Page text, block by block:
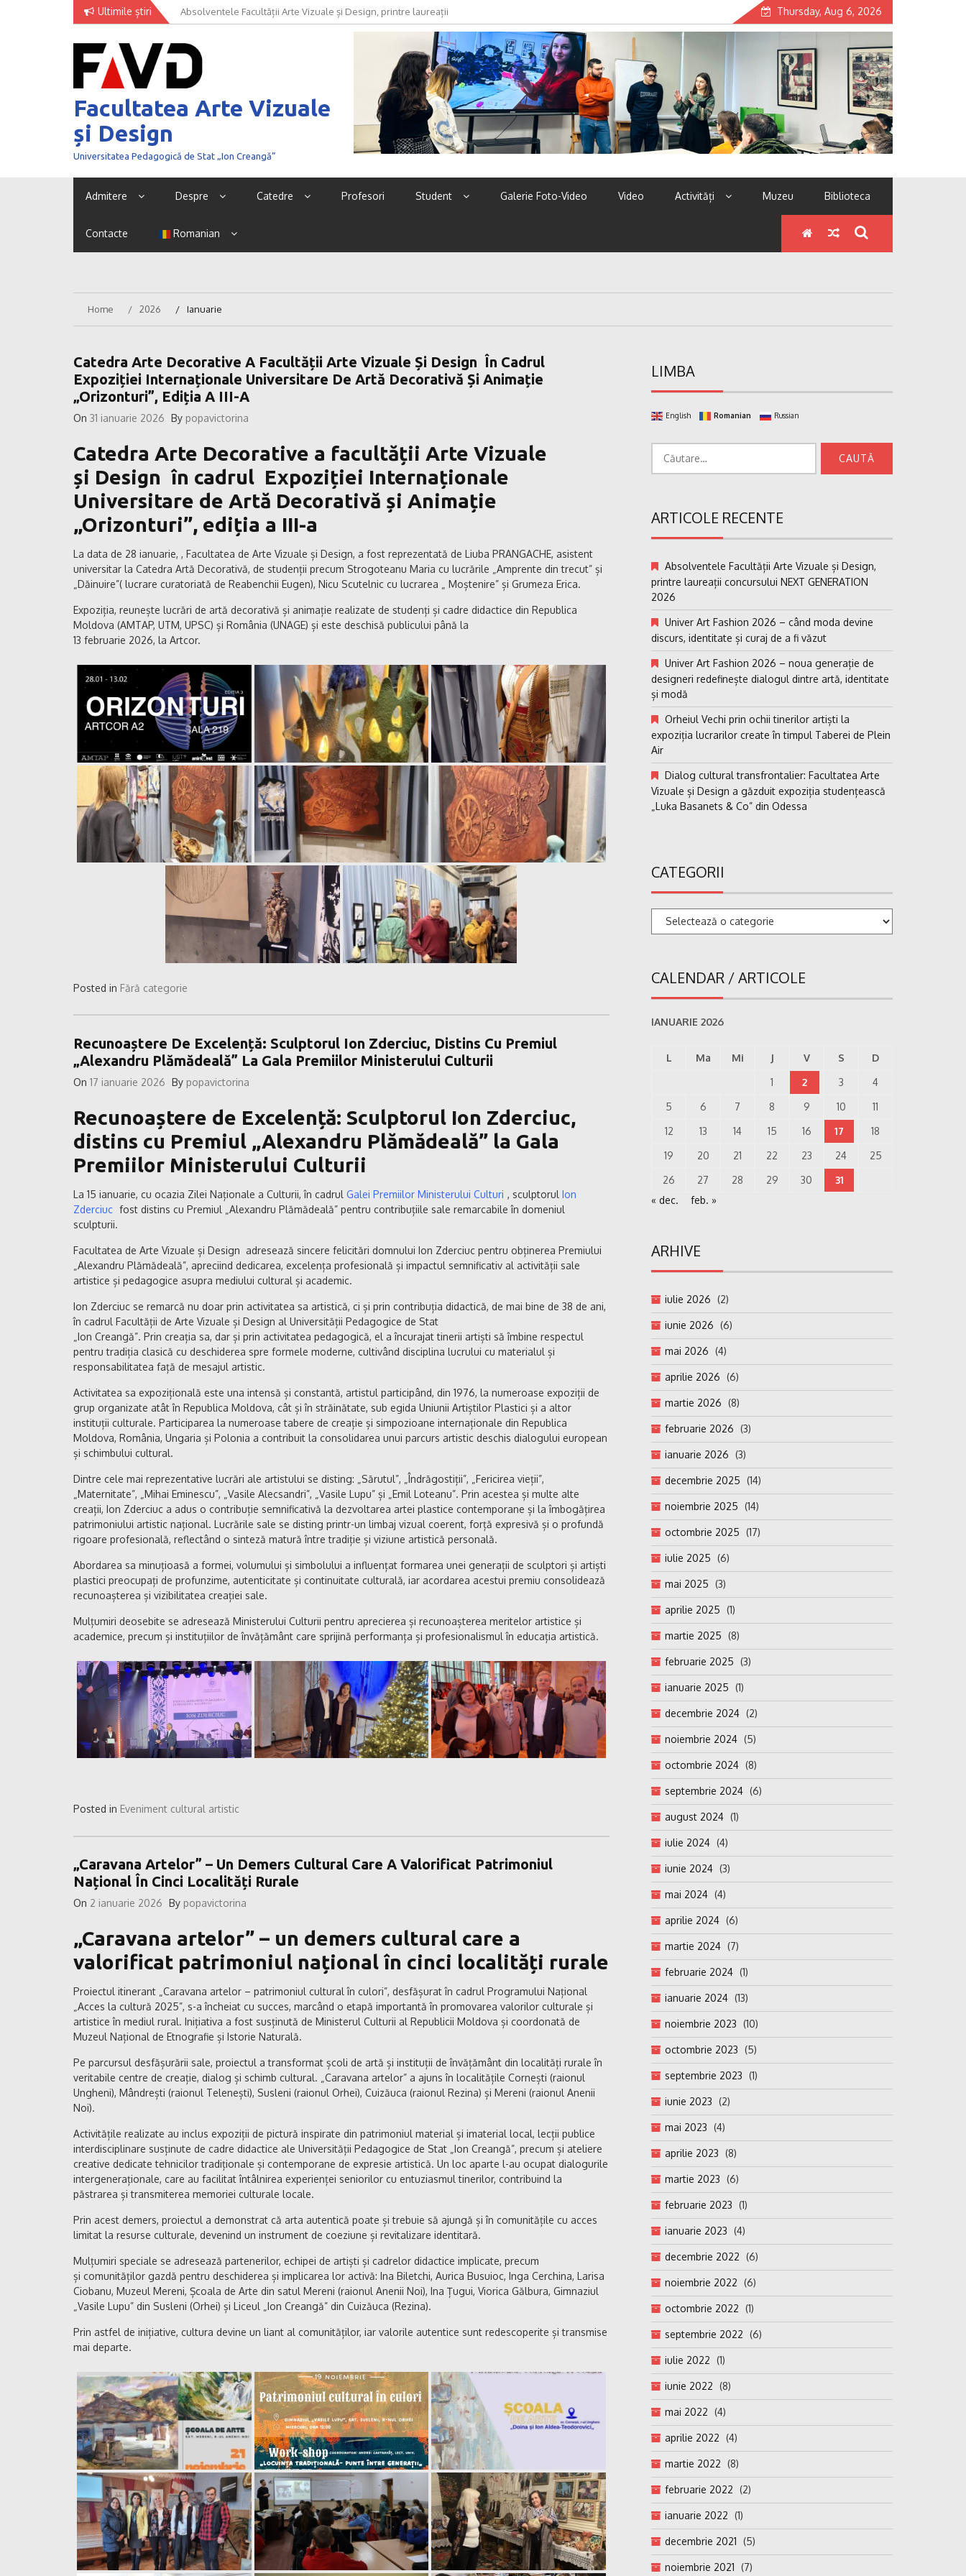
Ultimile știri
Univer Art Fashion 2026 – când moda devine discurs, identitate și
curaj de a fi văzut
Thursday, Aug 6, 2026
Facultatea Arte Vizuale
și Design
Universitatea Pedagogică de Stat „Ion Creangă”
Admitere Despre Catedre Profesori Student Galerie Foto-Video Video Activități Muzeu Biblioteca
Contacte Romanian
Home 2026 Ianuarie
Catedra Arte Decorative A Facultății Arte Vizuale Și Design În Cadrul
Expoziției Internaționale Universitare De Artă Decorativă Și Animație
„Orizonturi”, Ediția A III-A
On 31 ianuarie 2026 By popavictorina
Catedra Arte Decorative a facultății Arte Vizuale
și Design în cadrul Expoziției Internaționale
Universitare de Artă Decorativă și Animație
„Orizonturi”, ediția a III-a
La data de 28 ianuarie, , Facultatea de Arte Vizuale și Design, a fost reprezentată de Liuba PRANGACHE, asistent
universitar la Catedra Artă Decorativă, de studenții precum Strogoteanu Maria cu lucrările „Amprente din trecut” și
„Dăinuire”( lucrare curatoriată de Reabenchii Eugen), Nicu Scutelnic cu lucrarea „ Moștenire” și Grumeza Erica.
Expoziția, reunește lucrări de artă decorativă și animație realizate de studenți și cadre didactice din Republica
Moldova (AMTAP, UTM, UPSC) și România (UNAGE) și este deschisă publicului până la
13 februarie 2026, la Artcor.
Posted in Fără categorie
Recunoaștere De Excelență: Sculptorul Ion Zderciuc, Distins Cu Premiul
„Alexandru Plămădeală” La Gala Premiilor Ministerului Culturii
On 17 ianuarie 2026 By popavictorina
Recunoaștere de Excelență: Sculptorul Ion Zderciuc,
distins cu Premiul „Alexandru Plămădeală” la Gala
Premiilor Ministerului Culturii
La 15 ianuarie, cu ocazia Zilei Naționale a Culturii, în cadrul Galei Premiilor Ministerului Culturi , sculptorul Ion
Zderciuc fost distins cu Premiul „Alexandru Plămădeală” pentru contribuțiile sale remarcabile în domeniul
sculpturii.
Facultatea de Arte Vizuale și Design adresează sincere felicitări domnului Ion Zderciuc pentru obținerea Premiului
„Alexandru Plămădeală”, apreciind dedicarea, excelența profesională și impactul semnificativ al activității sale
artistice și pedagogice asupra mediului cultural și academic.
Ion Zderciuc se remarcă nu doar prin activitatea sa artistică, ci și prin contribuția didactică, de mai bine de 38 de ani,
în cadrul Facultății de Arte Vizuale și Design al Universității Pedagogice de Stat
„Ion Creangă”. Prin creația sa, dar și prin activitatea pedagogică, el a încurajat tinerii artiști să îmbine respectul
pentru tradiția clasică cu deschiderea spre formele moderne, cultivând disciplina lucrului cu materialul și
responsabilitatea față de mesajul artistic.
Activitatea sa expozițională este una intensă și constantă, artistul participând, din 1976, la numeroase expoziții de
grup organizate atât în Republica Moldova, cât și în străinătate, sub egida Uniunii Artiștilor Plastici și a altor
instituții culturale. Participarea la numeroase tabere de creație și simpozioane internaționale din Republica
Moldova, România, Ungaria și Polonia a contribuit la consolidarea unui parcurs artistic deschis dialogului european
și schimbului cultural.
Dintre cele mai reprezentative lucrări ale artistului se disting: „Sărutul”, „Îndrăgostiții”, „Fericirea vieții”,
„Maternitate”, „Mihai Eminescu”, „Vasile Alecsandri”, „Vasile Lupu” și „Emil Loteanu”. Prin acestea și multe alte
creații, Ion Zderciuc a adus o contribuție semnificativă la dezvoltarea artei plastice contemporane și la îmbogățirea
patrimoniului artistic național. Lucrările sale se disting printr-un limbaj vizual coerent, forță expresivă și o profundă
rigoare profesională, reflectând o sinteză matură între tradiție și viziune artistică personală.
Abordarea sa minuțioasă a formei, volumului și simbolului a influențat formarea unei generații de sculptori și artiști
plastici preocupați de profunzime, autenticitate și continuitate culturală, iar acordarea acestui premiu consolidează
recunoașterea și vizibilitatea creației sale.
Mulțumiri deosebite se adresează Ministerului Culturii pentru aprecierea și recunoașterea meritelor artistice și
academice, precum și instituțiilor de învățământ care sprijină performanța și profesionalismul în educația artistică.
Posted in Eveniment cultural artistic
„Caravana Artelor” – Un Demers Cultural Care A Valorificat Patrimoniul
Național În Cinci Localități Rurale
On 2 ianuarie 2026 By popavictorina
„Caravana artelor” – un demers cultural care a
valorificat patrimoniul național în cinci localități rurale
Proiectul itinerant „Caravana artelor – patrimoniul cultural în culori”, desfășurat în cadrul Programului Național
„Acces la cultură 2025”, s-a încheiat cu succes, marcând o etapă importantă în promovarea valorilor culturale și
artistice în mediul rural. Inițiativa a fost susținută de Ministerul Culturii al Republicii Moldova și coordonată de
Muzeul Național de Etnografie și Istorie Naturală.
Pe parcursul desfășurării sale, proiectul a transformat școli de artă și instituții de învățământ din localități rurale în
veritabile centre de creație, dialog și schimb cultural. „Caravana artelor” a ajuns în localitățile Cornești (raionul
Ungheni), Mândrești (raionul Telenești), Susleni (raionul Orhei), Cuizăuca (raionul Rezina) și Mereni (raionul Anenii
Noi).
Activitățile realizate au inclus expoziții de pictură inspirate din patrimoniul material și imaterial local, lecții publice
interdisciplinare susținute de cadre didactice ale Universității Pedagogice de Stat „Ion Creangă”, precum și ateliere
creative dedicate tehnicilor tradiționale și contemporane de expresie artistică. Un loc aparte l-au ocupat dialogurile
intergeneraționale, care au facilitat întâlnirea experienței seniorilor cu entuziasmul tinerilor, contribuind la
păstrarea și transmiterea memoriei culturale locale.
Prin acest demers, proiectul a demonstrat că arta autentică poate și trebuie să ajungă și în comunitățile cu acces
limitat la resurse culturale, devenind un instrument de coeziune și revitalizare identitară.
Mulțumiri speciale se adresează partenerilor, echipei de artiști și cadrelor didactice implicate, precum
și comunităților gazdă pentru deschiderea și implicarea lor activă: Ina Biletchi, Aurica Busuioc, Inga Cerchina, Larisa
Ciobanu, Muzeul Mereni, Școala de Arte din satul Mereni (raionul Anenii Noi), Ina Țugui, Viorica Gălbura, Gimnaziul
„Vasile Lupu” din Susleni (Orhei) și Liceul „Ion Creangă” din Cuizăuca (Rezina).
Prin astfel de inițiative, cultura devine un liant al comunităților, iar valorile autentice sunt redescoperite și transmise
mai departe.
LIMBA
English Romanian Russian
după:
ARTICOLE RECENTE
Absolventele Facultății Arte Vizuale și Design,
printre laureații concursului NEXT GENERATION
2026
Univer Art Fashion 2026 – când moda devine
discurs, identitate și curaj de a fi văzut
Univer Art Fashion 2026 – noua generație de
designeri redefinește dialogul dintre artă, identitate
și modă
Orheiul Vechi prin ochii tinerilor artiști la
expoziția lucrarilor create în timpul Taberei de Plein
Air
Dialog cultural transfrontalier: Facultatea Arte
Vizuale și Design a găzduit expoziția studențească
„Luka Basanets & Co” din Odessa
CATEGORII
Categorii
CALENDAR / ARTICOLE
IANUARIE 2026
L Ma Mi J V S
D
1
2 3
4
5
6 7 8 9 10
11
12
13 14 15 16 17
18
19
20 21 22 23 24
25
26
27 28 29 30
31
« dec.
feb. »
ARHIVE
iulie 2026 (2)
iunie 2026 (6)
mai 2026 (4)
aprilie 2026 (6)
martie 2026 (8)
februarie 2026 (3)
ianuarie 2026 (3)
decembrie 2025 (14)
noiembrie 2025 (14)
octombrie 2025 (17)
iulie 2025 (6)
mai 2025 (3)
aprilie 2025 (1)
martie 2025 (8)
februarie 2025 (3)
ianuarie 2025 (1)
decembrie 2024 (2)
noiembrie 2024 (5)
octombrie 2024 (8)
septembrie 2024 (6)
august 2024 (1)
iulie 2024 (4)
iunie 2024 (3)
mai 2024 (4)
aprilie 2024 (6)
martie 2024 (7)
februarie 2024 (1)
ianuarie 2024 (13)
noiembrie 2023 (10)
octombrie 2023 (5)
septembrie 2023 (1)
iunie 2023 (2)
mai 2023 (4)
aprilie 2023 (8)
martie 2023 (6)
februarie 2023 (1)
ianuarie 2023 (4)
decembrie 2022 (6)
noiembrie 2022 (6)
octombrie 2022 (1)
septembrie 2022 (6)
iulie 2022 (1)
iunie 2022 (8)
mai 2022 (4)
aprilie 2022 (4)
martie 2022 (8)
februarie 2022 (2)
ianuarie 2022 (1)
decembrie 2021 (5)
noiembrie 2021 (7)